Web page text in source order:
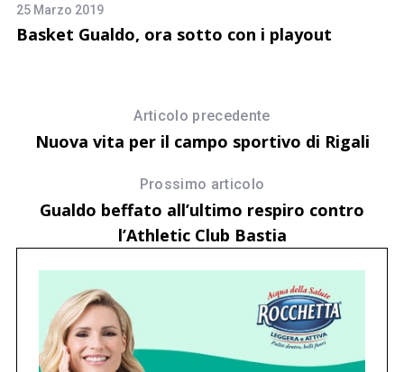
25 Marzo 2019
Basket Gualdo, ora sotto con i playout
Articolo precedente
Nuova vita per il campo sportivo di Rigali
Prossimo articolo
Gualdo beffato all’ultimo respiro contro
l’Athletic Club Bastia